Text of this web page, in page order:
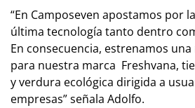
“En Camposeven apostamos por
última tecnología tanto dentro
En consecuencia, estrenamos
para nuestra marca Freshvana,
y verdura ecológica dirigida a
empresas” señala Adolfo.